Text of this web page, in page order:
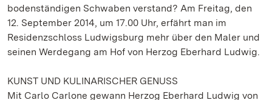
bodenständigen Schwaben verstand? Am Freitag, den
12. September 2014, um 17.00 Uhr, erfährt man im
Residenzschloss Ludwigsburg mehr über den Maler und
seinen Werdegang am Hof von Herzog Eberhard Ludwig.
KUNST UND KULINARISCHER GENUSS
Mit Carlo Carlone gewann Herzog Eberhard Ludwig von